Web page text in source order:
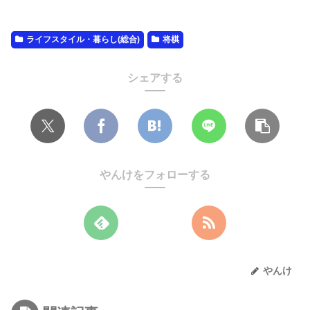
ライフスタイル・暮らし(総合) 将棋
シェアする
やんけをフォローする
やんけ